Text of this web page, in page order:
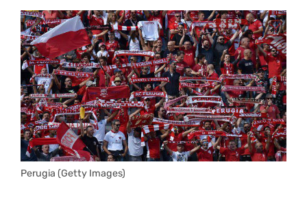
Perugia (Getty Images)